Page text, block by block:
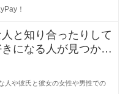
！
と知り合ったりして
になる人が見つかり
人や彼氏と彼女の女性や男性での